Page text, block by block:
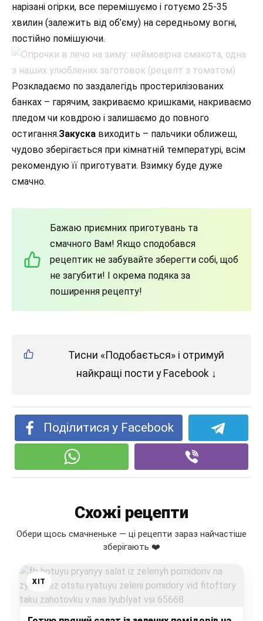
нарізані огірки, все перемішуємо і готуємо 25-35
хвилин (залежить від об’єму) на середньому вогні,
постійно помішуючи.
Розкладаємо по заздалегідь простерилізованих
банках – гарячим, закриваємо кришками, накриваємо
пледом чи ковдрою і залишаємо до повного
остигання.Закуска виходить – пальчики оближеш,
чудово зберігається при кімнатній температурі, всім
рекомендую її приготувати. Взимку буде дуже
смачно.
Бажаю приємних приготувань та
смачного Вам! Якщо сподобався
рецептик не забувайте зберегти собі, щоб
не загубити! І окрема подяка за
поширення рецепту!
Тисни «Подобається» і отримуй
найкращі пости у Facebook ↓
Поділитися у Facebook
Схожі рецепти
Обери щось смачненьке — ці рецепти зараз найчастіше
зберігають ❤️
ХІТ